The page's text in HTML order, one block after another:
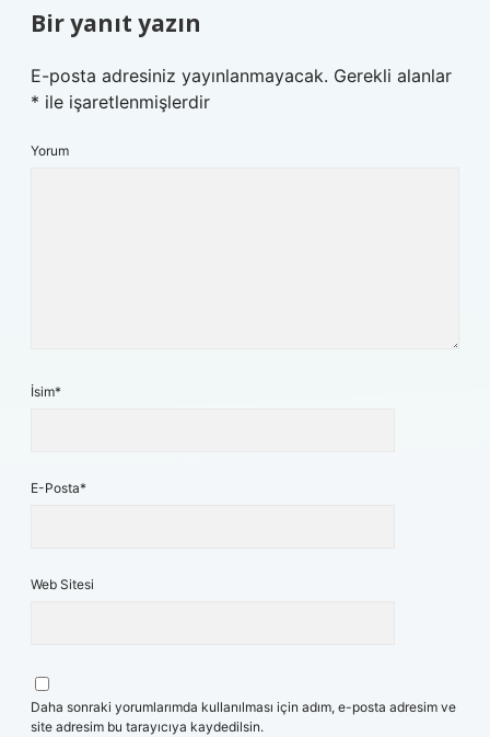
Bir yanıt yazın
E-posta adresiniz yayınlanmayacak. Gerekli alanlar
* ile işaretlenmişlerdir
Yorum
İsim*
E-Posta*
Web Sitesi
Daha sonraki yorumlarımda kullanılması için adım, e-posta adresim ve
site adresim bu tarayıcıya kaydedilsin.